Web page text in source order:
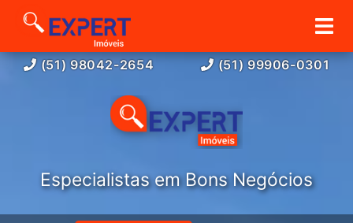
(51) 98042-2654 (51) 99906-0301
Especialistas em Bons Negócios